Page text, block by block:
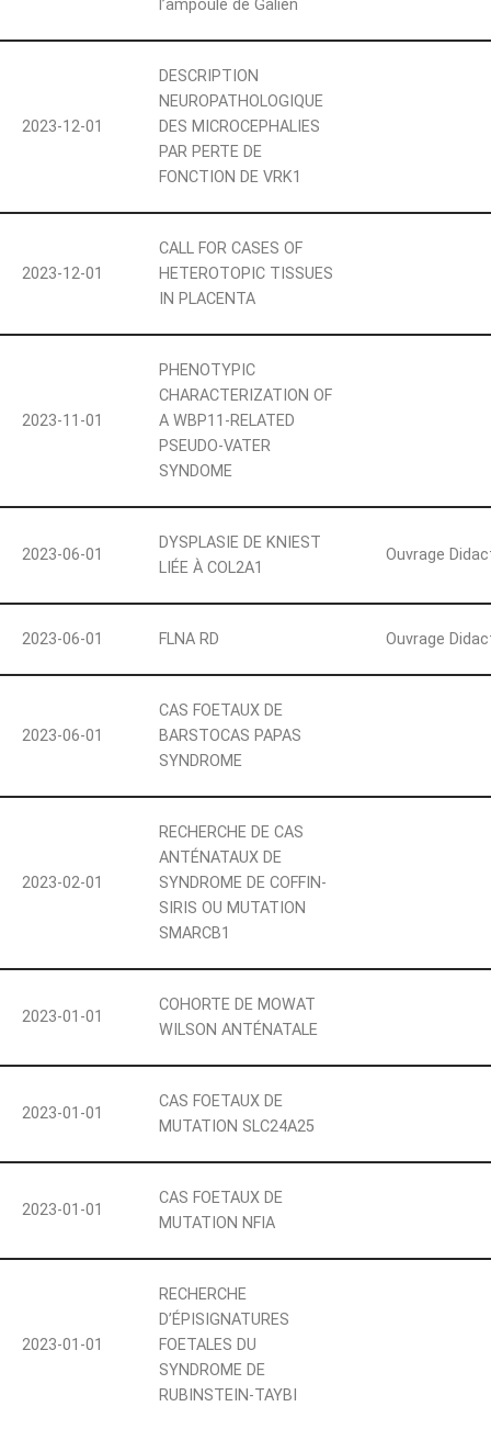
l’ampoule de Galien
2023-12-01
DESCRIPTION
NEUROPATHOLOGIQUE
DES MICROCEPHALIES
PAR PERTE DE
FONCTION DE VRK1
2023-12-01
CALL FOR CASES OF
HETEROTOPIC TISSUES
IN PLACENTA
2023-11-01
PHENOTYPIC
CHARACTERIZATION OF
A WBP11-RELATED
PSEUDO-VATER
SYNDOME
2023-06-01
DYSPLASIE DE KNIEST
LIÉE À COL2A1
Ouvrage
2023-06-01 FLNA RD Ouvrage
2023-06-01
CAS FOETAUX DE
BARSTOCAS PAPAS
SYNDROME
2023-02-01
RECHERCHE DE CAS
ANTÉNATAUX DE
SYNDROME DE COFFIN-
SIRIS OU MUTATION
SMARCB1
2023-01-01
COHORTE DE MOWAT
WILSON ANTÉNATALE
2023-01-01
CAS FOETAUX DE
MUTATION SLC24A25
2023-01-01
CAS FOETAUX DE
MUTATION NFIA
2023-01-01
RECHERCHE
D’ÉPISIGNATURES
FOETALES DU
SYNDROME DE
RUBINSTEIN-TAYBI